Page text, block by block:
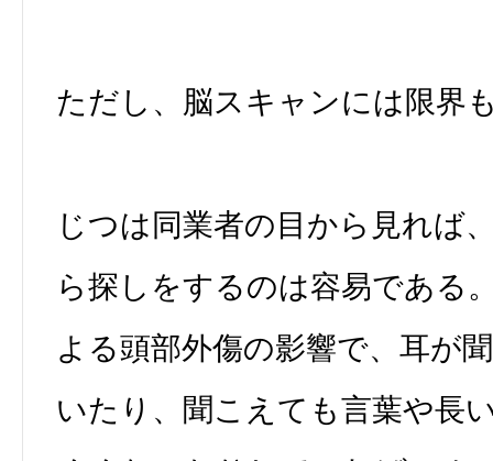
ただし、脳スキャンには限界
じつは同業者の目から見れば
ら探しをするのは容易である
よる頭部外傷の影響で、耳が
いたり、聞こえても言葉や長